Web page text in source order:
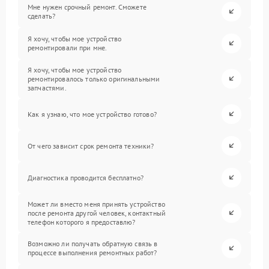
Мне нужен срочный ремонт. Сможете
сделать?
Я хочу, чтобы мое устройство
ремонтировали при мне.
Я хочу, чтобы мое устройство
ремонтировалось только оригинальными
запчастями.
Как я узнаю, что мое устройство готово?
От чего зависит срок ремонта техники?
Диагностика проводится бесплатно?
Может ли вместо меня принять устройство
после ремонта другой человек, контактный
телефон которого я предоставлю?
Возможно ли получать обратную связь в
процессе выполнения ремонтных работ?